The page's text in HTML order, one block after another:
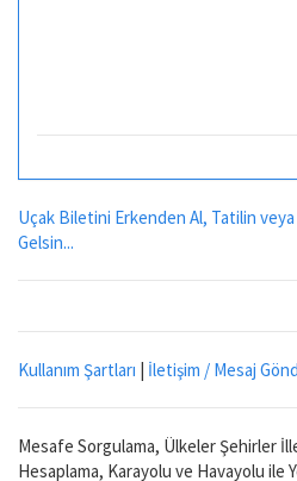
Uçak Biletini Erkenden Al, Tatilin
Gelsin...
Kullanım Şartları | İletişim / Mesaj
Mesafe Sorgulama, Ülkeler Şehirler
Hesaplama, Karayolu ve Havayolu ile